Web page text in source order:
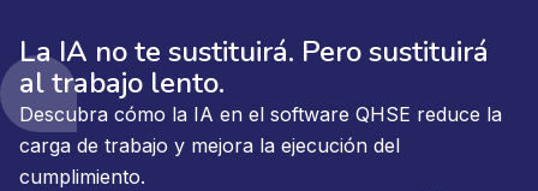
La IA no te sustituirá. Pero sustituirá
al trabajo lento.
Descubra cómo la IA en el software QHSE reduce la
carga de trabajo y mejora la ejecución del
cumplimiento.